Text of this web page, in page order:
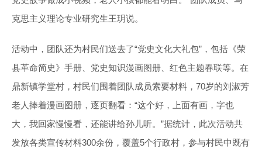
克思主义理论专业研究生王玥说。
活动中，团队还为村民们送去了“党史文化大礼包”，包括《荣
县革命简史》手册、党史知识漫画图册、红色主题春联等。在
鼎新镇学堂村，村民们围着团队成员索要材料，70岁的刘淑芳
老人捧着漫画图册，逐页翻看：“这个好，上面有画，字也
大，我回家慢慢看，还能讲给孙儿听。”据统计，此次活动共
发放各类宣传材料300余份，覆盖5个行政村，参与村民中既有